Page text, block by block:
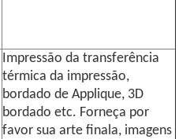
Impressão da transferência
térmica da impressão,
bordado de Applique, 3D
bordado etc. Forneça por
favor sua arte finala, imagens